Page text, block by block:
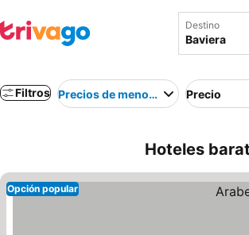
Destino
Filtros Precios de menor a mayorPrecio
Hoteles
Opción popular